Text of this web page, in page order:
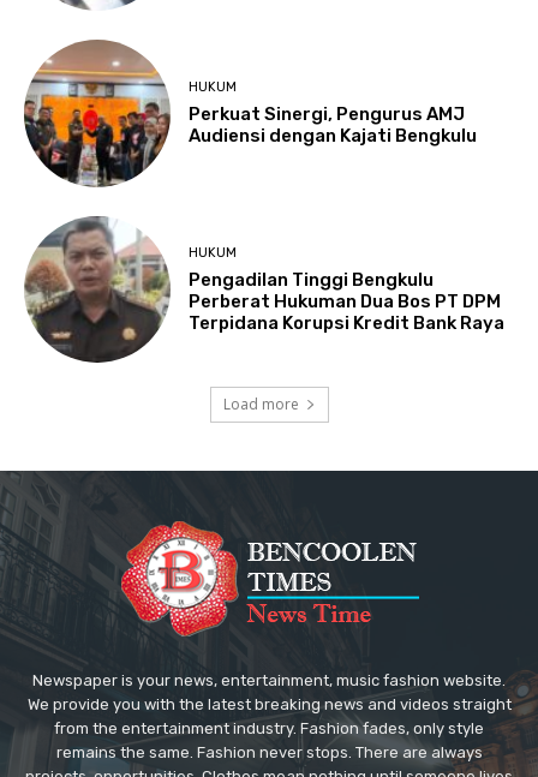
HUKUM
Perkuat Sinergi, Pengurus AMJ
Audiensi dengan Kajati Bengkulu
HUKUM
Pengadilan Tinggi Bengkulu
Perberat Hukuman Dua Bos PT DPM
Terpidana Korupsi Kredit Bank Raya
Load more
Newspaper is your news, entertainment, music fashion website.
We provide you with the latest breaking news and videos straight
from the entertainment industry. Fashion fades, only style
remains the same. Fashion never stops. There are always